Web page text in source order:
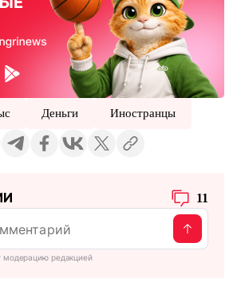
Деньги Иностранцы
11
модерацию редакцией